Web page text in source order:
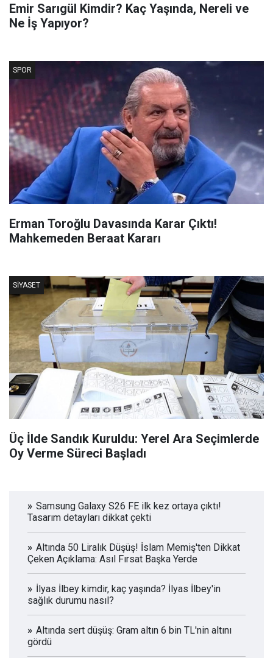
Emir Sarıgül Kimdir? Kaç Yaşında, Nereli ve
Ne İş Yapıyor?
Erman Toroğlu Davasında Karar Çıktı!
Mahkemeden Beraat Kararı
SPOR
Üç İlde Sandık Kuruldu: Yerel Ara Seçimlerde
Oy Verme Süreci Başladı
SIYASET
Samsung Galaxy S26 FE ilk kez ortaya çıktı!
Tasarım detayları dikkat çekti
Altında 50 Liralık Düşüş! İslam Memiş'ten Dikkat
Çeken Açıklama: Asıl Fırsat Başka Yerde
İlyas İlbey kimdir, kaç yaşında? İlyas İlbey'in
sağlık durumu nasıl?
Altında sert düşüş: Gram altın 6 bin TL'nin altını
gördü